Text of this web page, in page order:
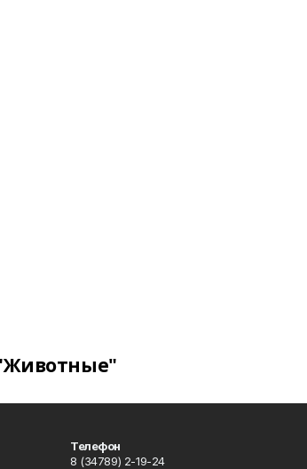
Телефон
8 (34789) 2-19-24